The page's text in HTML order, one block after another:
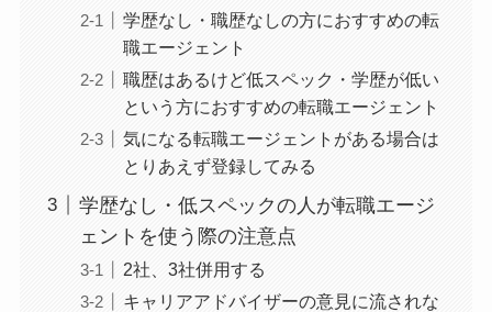
学歴なし・職歴なしの方におすすめの転
職エージェント
職歴はあるけど低スペック・学歴が低い
という方におすすめの転職エージェント
気になる転職エージェントがある場合は
とりあえず登録してみる
学歴なし・低スペックの人が転職エージ
ェントを使う際の注意点
2社、3社併用する
キャリアアドバイザーの意見に流されな